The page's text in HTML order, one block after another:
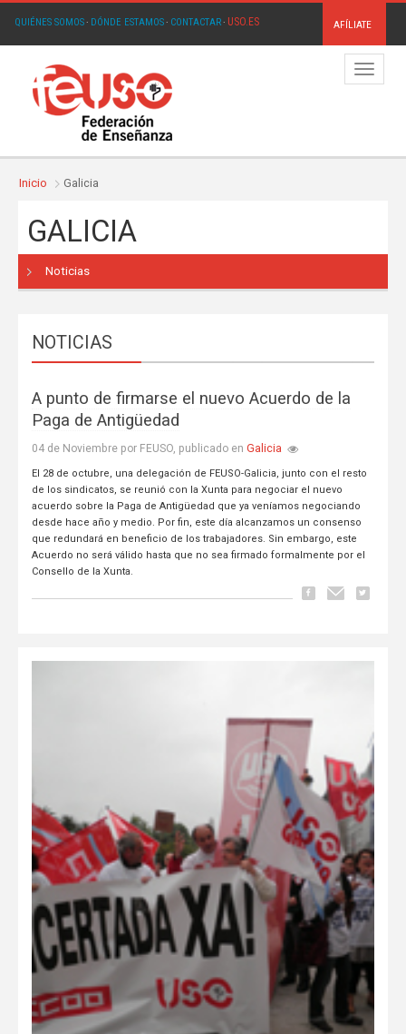
QUIÉNES SOMOS· DÓNDE ESTAMOS· CONTACTAR· USO.ES AFÍLIATE
Menú
Inicio Galicia
GALICIA
Noticias
NOTICIAS
A punto de firmarse el nuevo Acuerdo de la
Paga de Antigüedad
04 de Noviembre por FEUSO, publicado en Galicia
El 28 de octubre, una delegación de FEUSO-Galicia, junto con el resto
de los sindicatos, se reunió con la Xunta para negociar el nuevo
acuerdo sobre la Paga de Antigüedad que ya veníamos negociando
desde hace año y medio. Por fin, este día alcanzamos un consenso
que redundará en beneficio de los trabajadores. Sin embargo, este
Acuerdo no será válido hasta que no sea firmado formalmente por el
Consello de la Xunta.